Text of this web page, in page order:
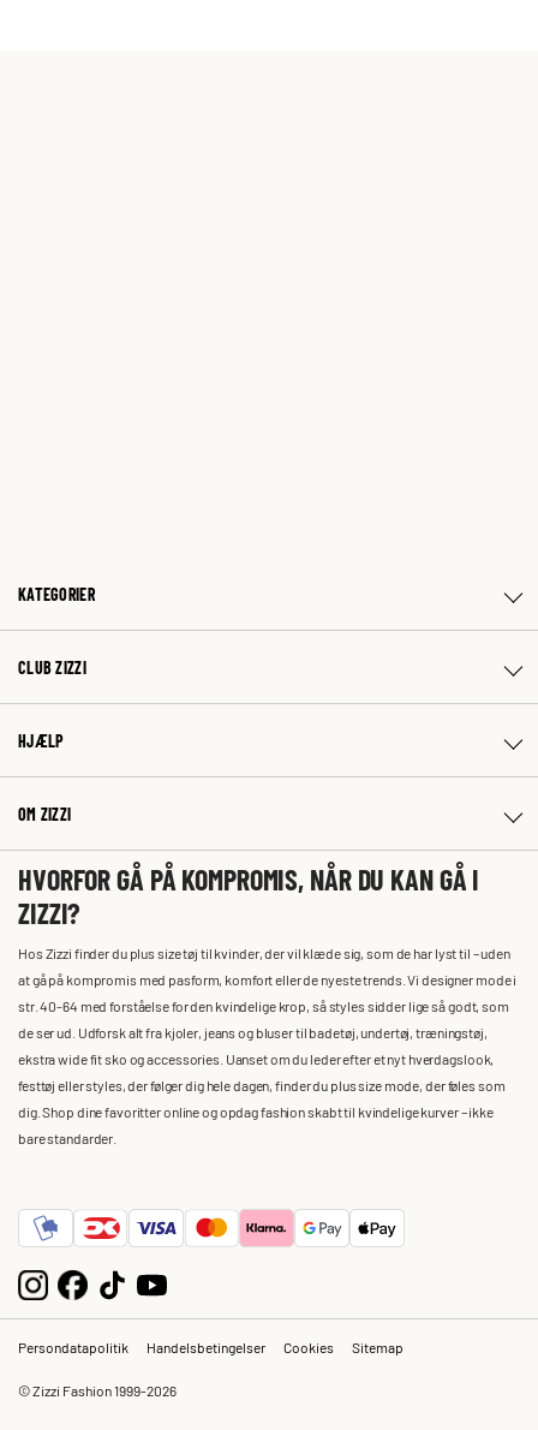
KATEGORIER
CLUB ZIZZI
HJÆLP
OM ZIZZI
HVORFOR GÅ PÅ KOMPROMIS, NÅR DU KAN GÅ I
ZIZZI?
Hos Zizzi finder du plus size tøj til kvinder, der vil klæde sig, som de har lyst til – uden
at gå på kompromis med pasform, komfort eller de nyeste trends. Vi designer mode i
str. 40-64 med forståelse for den kvindelige krop, så styles sidder lige så godt, som
de ser ud. Udforsk alt fra kjoler, jeans og bluser til badetøj, undertøj, træningstøj,
ekstra wide fit sko og accessories. Uanset om du leder efter et nyt hverdagslook,
festtøj eller styles, der følger dig hele dagen, finder du plus size mode, der føles som
dig. Shop dine favoritter online og opdag fashion skabt til kvindelige kurver – ikke
bare standarder.
Persondatapolitik Handelsbetingelser Cookies Sitemap
© Zizzi Fashion 1999-2026